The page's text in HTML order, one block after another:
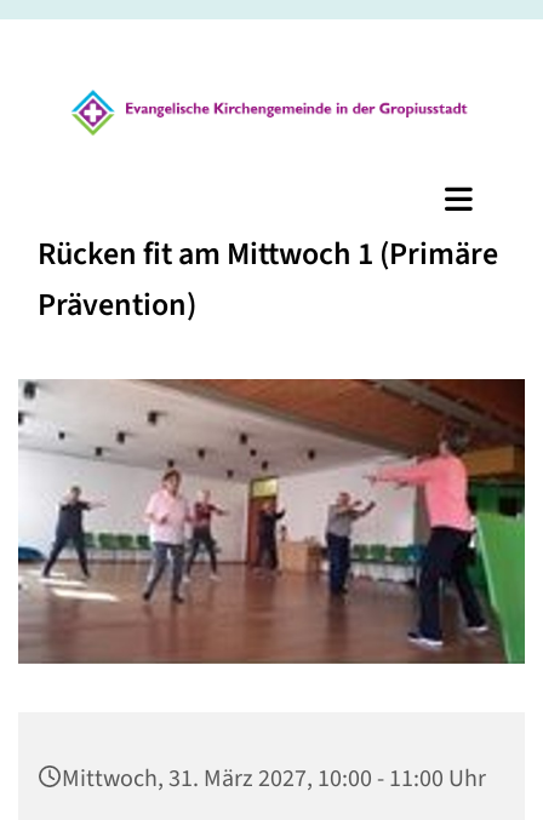
Rücken fit am Mittwoch 1 (Primäre
Prävention)
Mittwoch, 31. März 2027, 10:00 - 11:00 Uhr